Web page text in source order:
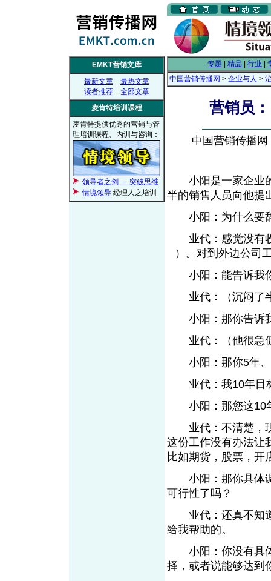
EMKT营销文库
最新文章
最热文章
读者推荐
全部文章
麦肯特培训课程
麦肯特提供优秀的营销与管
理培训课程、内训与咨询：
领导者之剑 － 突破思维
情境领导 经理人之培训
专题 精品 行业
中国营销传播网 > 企业与人 >
营销员
中国营销传播
小阳是一家企业的
半的销售人员向他提
小阳：为什么要
业代：感觉没有收
）。对到外边公司
小阳：能告诉我你
业代：（沉闷了半
小阳：那你告诉
业代：（他很急促
小阳：那你5年、
业代：我10年目
小阳：那您这10
业代：不清楚，现
这份工作没有办法让
比如期货，股票，开
小阳：那你具体调
可行性了吗？
业代：还真不知道
给我帮助的。
小阳：你没有具体
择，或者说能够达到